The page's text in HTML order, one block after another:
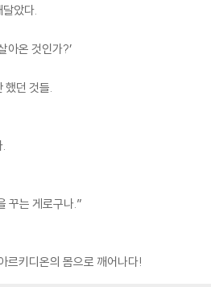
았다.
아온 것인가?’
했던 것들.
꾸는 게로구나.”
르키디온의 몸으로 깨어나다!